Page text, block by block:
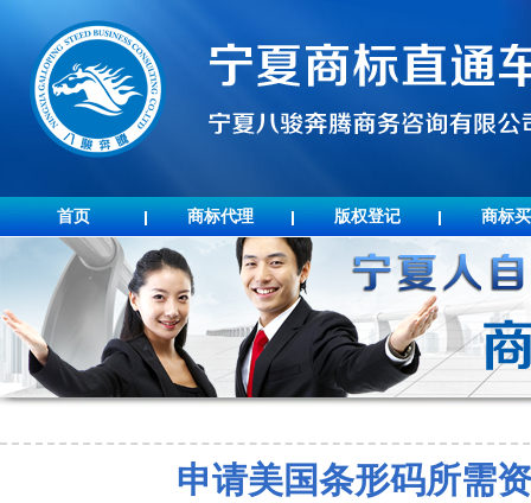
首页 商标代理 版权登记 商标
申请美国条形码所需